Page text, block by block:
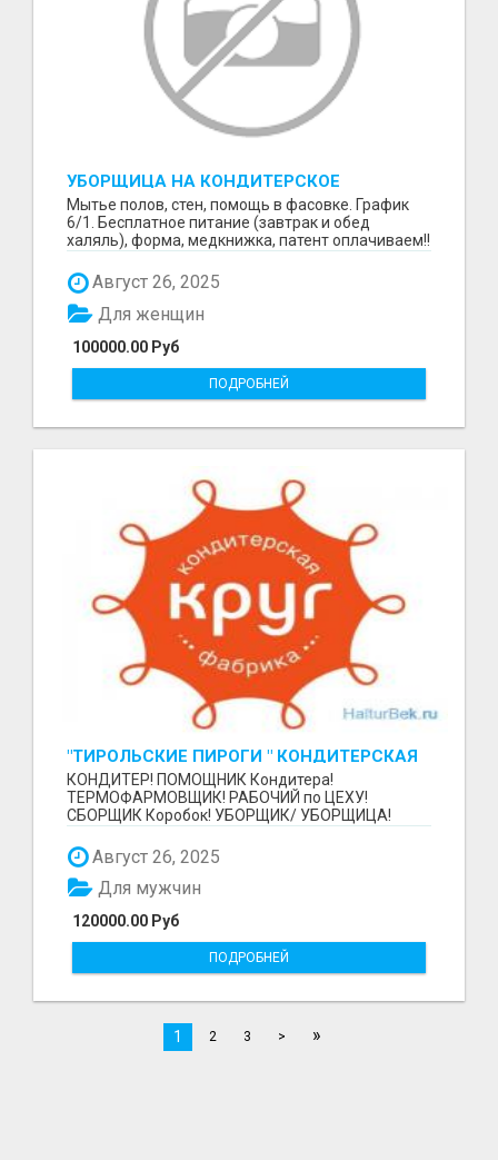
УБОРЩИЦА НА КОНДИТЕРСКОЕ
ПРОИЗВОДСТВО (МАРЬИНО/КУРЬЯНОВО)
Мытье полов, стен, помощь в фасовке. График
6/1. Бесплатное питание (завтрак и обед
халяль), форма, медкнижка, патент оплачиваем!!
Август 26, 2025
100000.00 Руб
Для женщин
ПОДРОБНЕЙ
"ТИРОЛЬСКИЕ ПИРОГИ " КОНДИТЕРСКАЯ
ФАБРИКА "КРУГ "
КОНДИТЕР! ПОМОЩНИК Кондитера!
ТЕРМОФАРМОВЩИК! РАБОЧИЙ по ЦЕХУ!
СБОРЩИК Коробок! УБОРЩИК/ УБОРЩИЦА!
~~~~~~~~ Изготовление тортов и пирогов от...
Август 26, 2025
120000.00 Руб
Для мужчин
ПОДРОБНЕЙ
1 2 3 > »